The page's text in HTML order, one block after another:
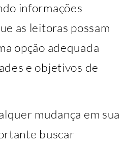
informações
as leitoras possam
opção adequada
e objetivos de
mudança em sua
buscar